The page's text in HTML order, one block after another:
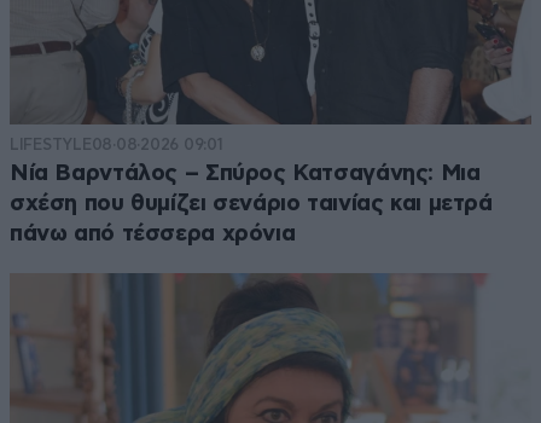
LIFESTYLE08·08·2026 09:01
Νία Βαρντάλος – Σπύρος Κατσαγάνης: Μια
σχέση που θυμίζει σενάριο ταινίας και μετρά
πάνω από τέσσερα χρόνια